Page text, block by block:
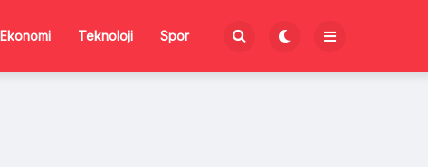
Ekonomi Teknoloji Spor